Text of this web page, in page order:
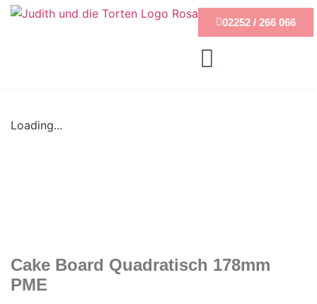
02252 / 266 066
Loading...
Cake Board Quadratisch 178mm
PME